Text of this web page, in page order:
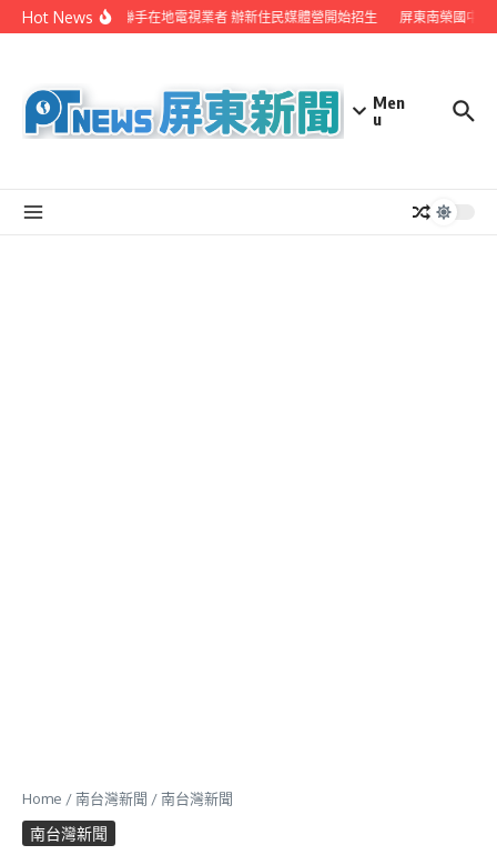
Skip to content
Hot News屏縣府聯手在地電視業者 辦新住民媒體營開始招生 屏東南榮國中
Men
u
Home /南台灣新聞 /南台灣新聞
南台灣新聞